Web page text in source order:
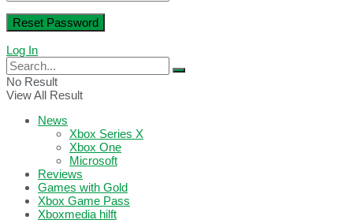
Log In
No Result
View All Result
News
Xbox Series X
Xbox One
Microsoft
Reviews
Games with Gold
Xbox Game Pass
Xboxmedia hilft